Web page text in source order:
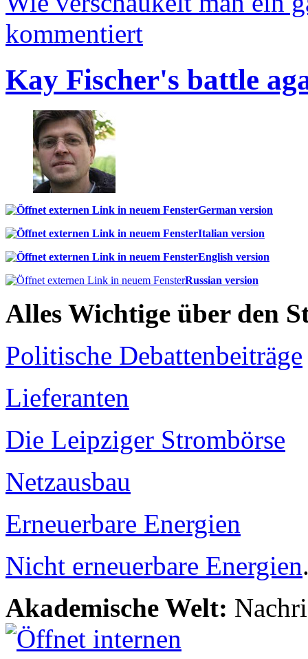
kommentiert
Kay Fischer's battle
German version
Italian version
English version
Russian version
Alles Wichtige über den
Politische Debattenbeiträge
Lieferanten
Die Leipziger Strombörse
Netzausbau
Erneuerbare Energien
Nicht erneuerbare Energien
Akademische Welt: